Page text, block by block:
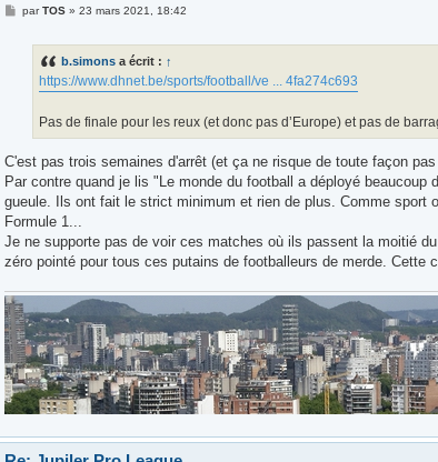
MparTOS »23 mars 2021, 18:42
b.simons a écrit : ↑
https://www.dhnet.be/sports/football/ve ... 4fa274c693
Pas de finale pour les reux (et donc pas d’Europe) et pas de
C'est pas trois semaines d'arrêt (et ça ne risque de toute façon
Par contre quand je lis "Le monde du football a déployé
gueule. Ils ont fait le strict minimum et rien de plus. Comme sport
Formule 1...
Je ne supporte pas de voir ces matches où ils passent la moitié
zéro pointé pour tous ces putains de footballeurs de merde. Cette